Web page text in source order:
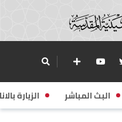
البث المباشر الزيارة